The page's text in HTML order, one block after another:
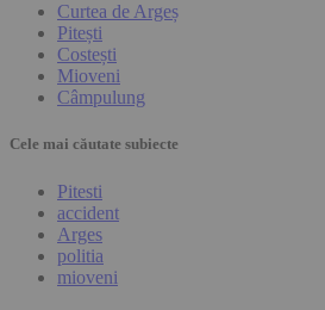
Curtea de Argeș
Pitești
Costești
Mioveni
Câmpulung
Cele mai căutate subiecte
Pitesti
accident
Arges
politia
mioveni